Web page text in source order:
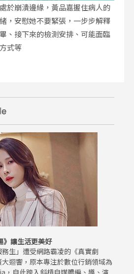
於崩潰邊緣，黃品嘉握住病人的
，安慰她不要緊張，一步步解釋
、接下來的檢測安排、可能面臨
式等
》讓生活更美好
生」遭受網路霸凌的《真實劇
迴響，原本專注於數位行銷領域為
，自此跨入斜槓自媒體編、導、演